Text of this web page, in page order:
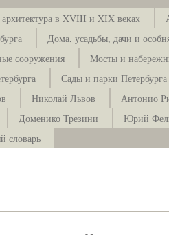
архитектура в XVIII и XIX веках
Дома, усадьбы, дачи и
сооружения
Мосты и
Сады и парки Петербурга
Николай Львов
Антонио
Доменико Трезини
Юрий
словарь